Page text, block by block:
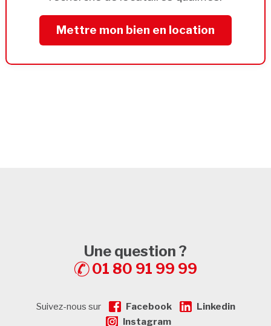
Mettre mon bien en location
Une question ?
01 80 91 99 99
Suivez-nous sur Facebook
Linkedin
Instagram